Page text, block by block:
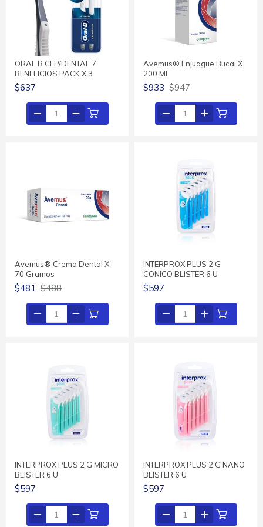
ORAL B CEP/DENTAL 7
BENEFICIOS PACK X 3
$637
Avemus® Enjuague Bucal X
200 Ml
$933 $947
Avemus® Crema Dental X
70 Gramos
$481 $488
INTERPROX PLUS 2 G
CONICO BLISTER 6 U
$597
INTERPROX PLUS 2 G MICRO
BLISTER 6 U
$597
INTERPROX PLUS 2 G NANO
BLISTER 6 U
$597